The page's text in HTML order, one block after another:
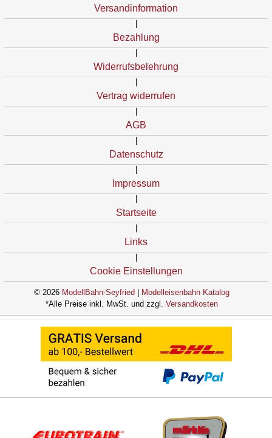
Versandinformation
Bezahlung
Widerrufsbelehrung
Vertrag widerrufen
AGB
Datenschutz
Impressum
Startseite
Links
Cookie Einstellungen
© 2026 ModellBahn-Seyfried
Modelleisenbahn Katalog
*Alle Preise inkl. MwSt. und zzgl. Versandkosten